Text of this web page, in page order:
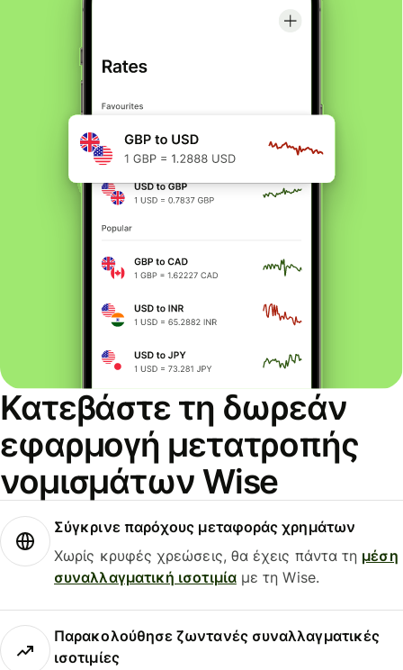
Κατεβάστε τη δωρεάν
εφαρμογή μετατροπής
νομισμάτων Wise
Σύγκρινε παρόχους μεταφοράς χρημάτων
Χωρίς κρυφές χρεώσεις, θα έχεις πάντα τη μέση
συναλλαγματική ισοτιμίαμε τη Wise.
Παρακολούθησε ζωντανές συναλλαγματικές
ισοτιμίες